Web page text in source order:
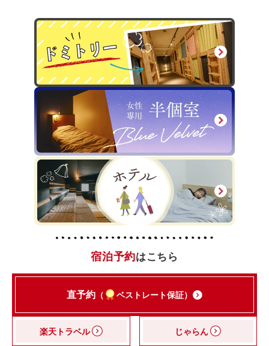
宿泊予約はこちら
直予約（ ベストレート保証）
楽天トラベル じゃらん